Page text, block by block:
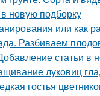
новую подборку
или как
Разбиваем
статьи в
луковиц
гостья